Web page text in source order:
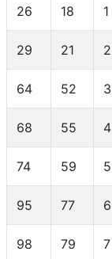
26 18 1
29 21 2
64 52 3
68 55 4
74 59 5
95 77 6
98 79 7